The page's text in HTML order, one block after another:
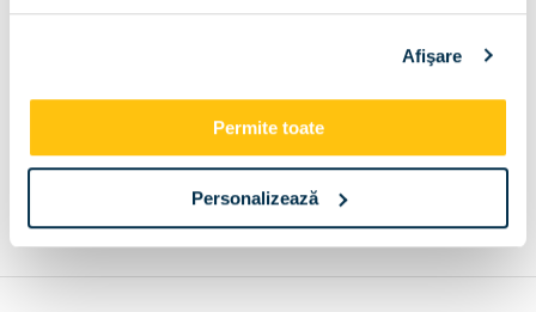
Afişare
Permite toate
Personalizează
Metode de plata Livrare